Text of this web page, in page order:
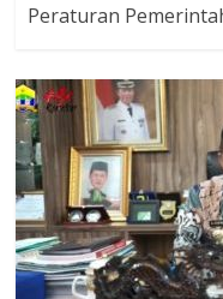
Peraturan